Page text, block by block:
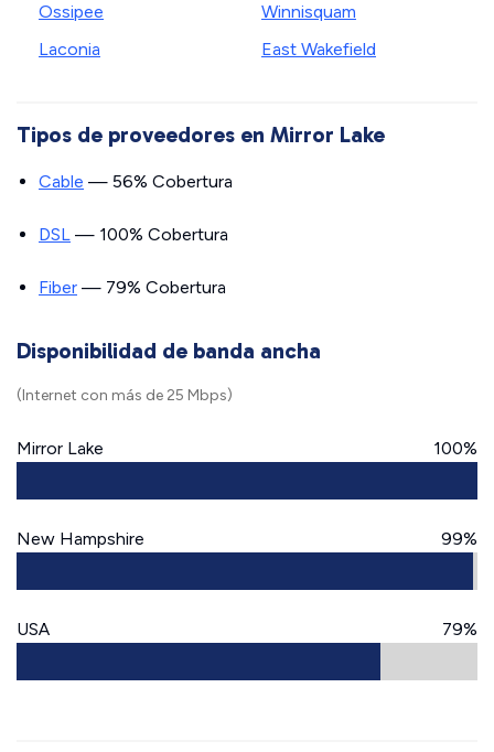
Ossipee
Laconia
Winnisquam
East Wakefield
Tipos de proveedores en Mirror Lake
Cable — 56% Cobertura
DSL — 100% Cobertura
Fiber — 79% Cobertura
Disponibilidad de banda ancha
(Internet con más de 25 Mbps)
Mirror Lake 100%
New Hampshire 99%
USA 79%